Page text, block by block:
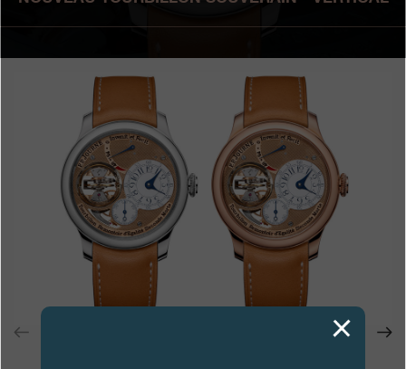
Boutiques
Contact
Search
Rechercher
FRANÇAIS ENGLISH 日本語 简体中文